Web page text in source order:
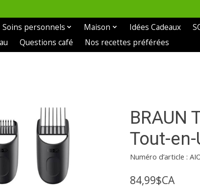
Soins personnels Maison Idées Cadeaux
Questions café Nos recettes préférées
BRAUN
Tout-en-
Numéro d’article :
84,99$CA